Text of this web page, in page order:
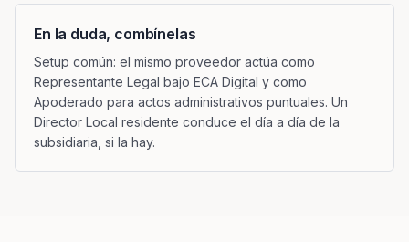
En la duda, combínelas
Setup común: el mismo proveedor actúa como
Representante Legal bajo ECA Digital y como
Apoderado para actos administrativos puntuales. Un
Director Local residente conduce el día a día de la
subsidiaria, si la hay.